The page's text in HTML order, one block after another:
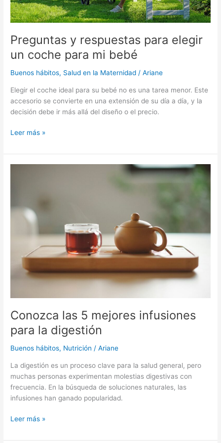
Preguntas y respuestas para elegir
un coche para mi bebé
Buenos hábitos, Salud en la Maternidad /Ariane
Elegir el coche ideal para su bebé no es una tarea menor. Este
accesorio se convierte en una extensión de su día a día, y la
decisión debe ir más allá del diseño o el precio.
mi
bebé
Leer más »
Conozca las 5 mejores infusiones
para la digestión
Buenos hábitos, Nutrición /Ariane
La digestión es un proceso clave para la salud general, pero
muchas personas experimentan molestias digestivas con
frecuencia. En la búsqueda de soluciones naturales, las
infusiones han ganado popularidad.
infusiones
Leer más »